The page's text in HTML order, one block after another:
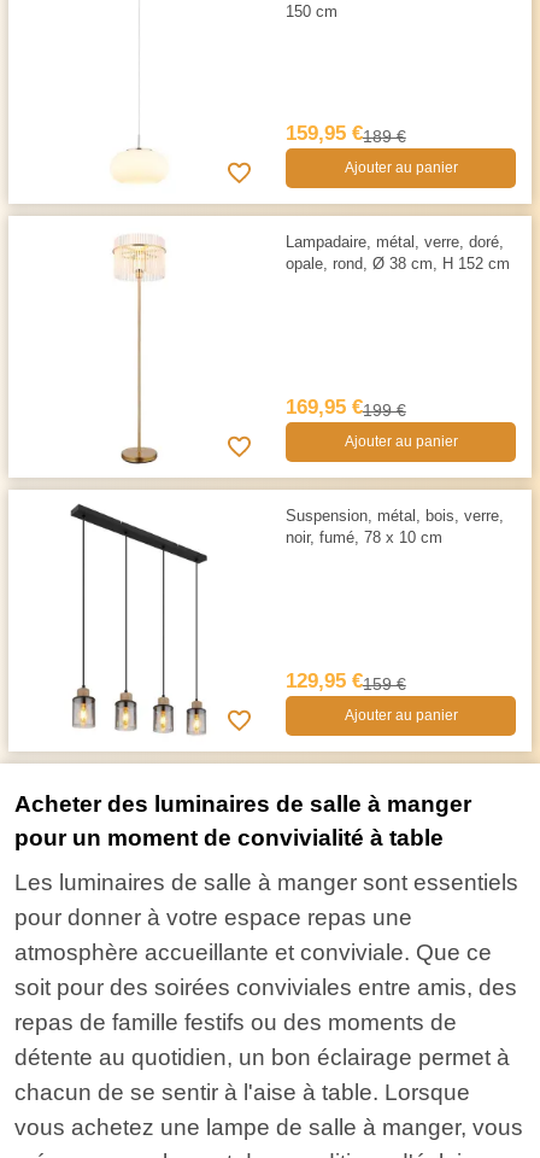
150 cm
159,95 €189 €
Ajouter au panier
Lampadaire, métal, verre, doré,
opale, rond, Ø 38 cm, H 152 cm
169,95 €199 €
Ajouter au panier
Suspension, métal, bois, verre,
noir, fumé, 78 x 10 cm
129,95 €159 €
Ajouter au panier
Acheter des luminaires de salle à manger
pour un moment de convivialité à table
Les luminaires de salle à manger sont essentiels
pour donner à votre espace repas une
atmosphère accueillante et conviviale. Que ce
soit pour des soirées conviviales entre amis, des
repas de famille festifs ou des moments de
détente au quotidien, un bon éclairage permet à
chacun de se sentir à l'aise à table. Lorsque
vous achetez une lampe de salle à manger, vous